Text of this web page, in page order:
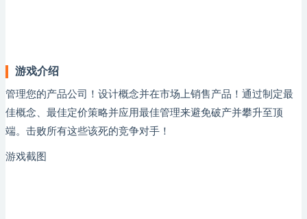
游戏介绍
管理您的产品公司！设计概念并在市场上销售产品！通过制定最
佳概念、最佳定价策略并应用最佳管理来避免破产并攀升至顶
端。击败所有这些该死的竞争对手！
游戏截图